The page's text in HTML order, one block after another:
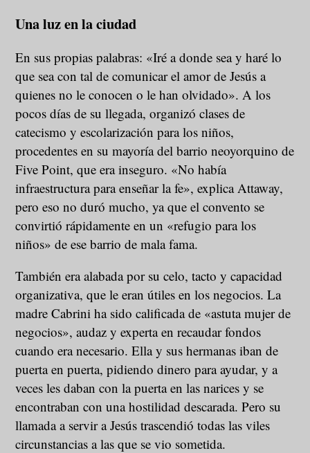
Una luz en la ciudad
En sus propias palabras: «Iré a donde sea y haré lo
que sea con tal de comunicar el amor de Jesús a
quienes no le conocen o le han olvidado». A los
pocos días de su llegada, organizó clases de
catecismo y escolarización para los niños,
procedentes en su mayoría del barrio neoyorquino de
Five Point, que era inseguro. «No había
infraestructura para enseñar la fe», explica Attaway,
pero eso no duró mucho, ya que el convento se
convirtió rápidamente en un «refugio para los
niños» de ese barrio de mala fama.
También era alabada por su celo, tacto y capacidad
organizativa, que le eran útiles en los negocios. La
madre Cabrini ha sido calificada de «astuta mujer de
negocios», audaz y experta en recaudar fondos
cuando era necesario. Ella y sus hermanas iban de
puerta en puerta, pidiendo dinero para ayudar, y a
veces les daban con la puerta en las narices y se
encontraban con una hostilidad descarada. Pero su
llamada a servir a Jesús trascendió todas las viles
circunstancias a las que se vio sometida.